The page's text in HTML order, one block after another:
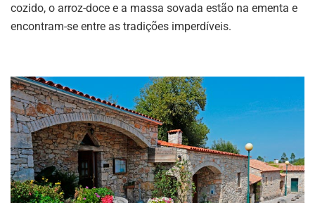
cozido, o arroz-doce e a massa sovada estão na ementa e
encontram-se entre as tradições imperdíveis.